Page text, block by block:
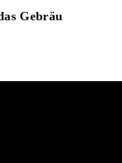
Gebräu